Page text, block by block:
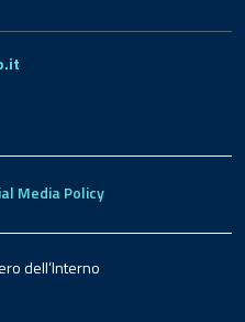
Media Policy
dell’Interno